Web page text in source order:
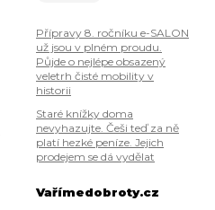
Přípravy 8. ročníku e-SALON
už jsou v plném proudu.
Půjde o nejlépe obsazený
veletrh čisté mobility v
historii
Staré knížky doma
nevyhazujte. Češi teď za ně
platí hezké peníze. Jejich
prodejem se dá vydělat
Vařímedobroty.cz